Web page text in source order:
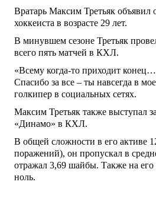
Вратарь Максим Третьяк объявил
хоккеиста в возрасте 29 лет.
В минувшем сезоне Третьяк
всего пять матчей в КХЛ.
«Всему когда-то приходит
Спасибо за все – ты навсегда в
голкипер в социальных сетях.
Максим Третьяк также выступал
«Динамо» в КХЛ.
В общей сложности в его активе
поражений), он пропускал в
отражал 3,69 шайбы. Также на его
ноль.